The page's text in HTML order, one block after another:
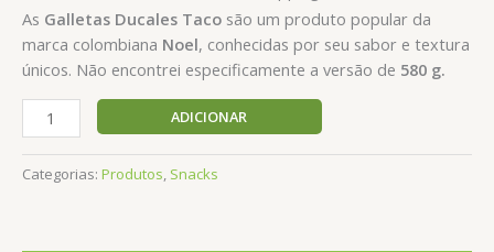
As Galletas Ducales Taco são um produto popular da
marca colombiana Noel, conhecidas por seu sabor e textura
únicos. Não encontrei especificamente a versão de 580 g.
Quantidade
de
Galletas
Ducales
ADICIONAR
Categorias: Produtos, Snacks